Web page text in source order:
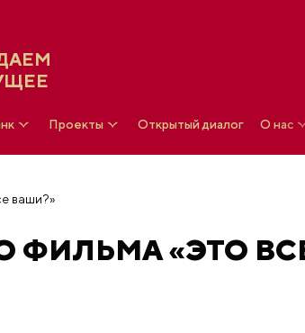
Проекты Открытый диалог О нас
ваши?»
ФИЛЬМА «ЭТО